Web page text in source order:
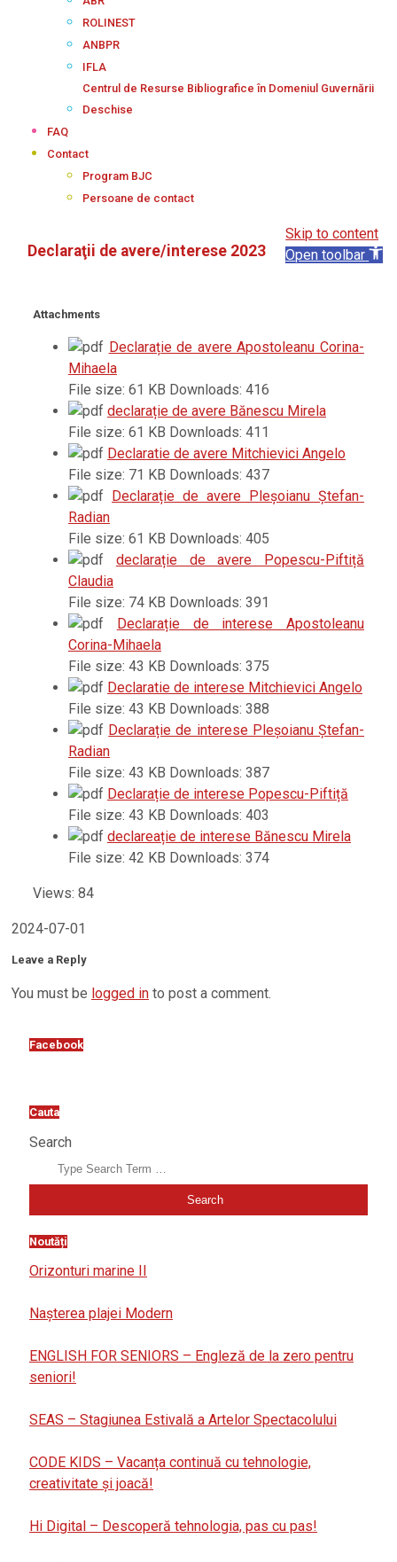
ROLINEST
ANBPR
IFLA
Centrul de Resurse Bibliografice în Domeniul Guvernării
Deschise
FAQ
Contact
Program BJC
Persoane de contact
Declaraţii de avere/interese 2023
Attachments
Declarație de avere Apostoleanu Corina-
Mihaela
File size: 61 KB Downloads: 416
declarație de avere Bănescu Mirela
File size: 61 KB Downloads: 411
Declaratie de avere Mitchievici Angelo
File size: 71 KB Downloads: 437
Declarație de avere Pleșoianu Ștefan-
Radian
File size: 61 KB Downloads: 405
declarație de avere Popescu-Piftiță
Claudia
File size: 74 KB Downloads: 391
Declarație de interese Apostoleanu
Corina-Mihaela
File size: 43 KB Downloads: 375
Declaratie de interese Mitchievici Angelo
File size: 43 KB Downloads: 388
Declarație de interese Pleșoianu Ștefan-
Radian
File size: 43 KB Downloads: 387
Declarație de interese Popescu-Piftiță
File size: 43 KB Downloads: 403
declareație de interese Bănescu Mirela
File size: 42 KB Downloads: 374
Views: 84
2024-07-01
Leave a Reply
You must be logged in to post a comment.
Facebook
Cauta
Search
Noutăți
Orizonturi marine II
Nașterea plajei Modern
ENGLISH FOR SENIORS – Engleză de la zero pentru
seniori!
SEAS – Stagiunea Estivală a Artelor Spectacolului
CODE KIDS – Vacanța continuă cu tehnologie,
creativitate și joacă!
Hi Digital – Descoperă tehnologia, pas cu pas!
Skip to content
Open toolbar